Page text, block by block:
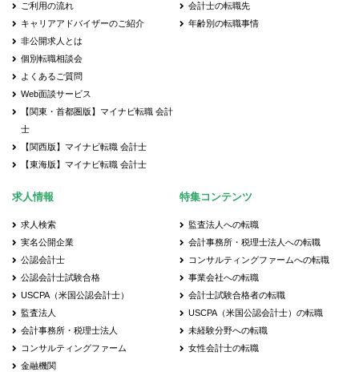
ご利用の流れ
キャリアアドバイザーのご紹介
非公開求人とは
個別転職相談会
よくあるご質問
Web面談サービス
【関東・首都圏版】マイナビ転職 会計
士
【関西版】マイナビ転職 会計士
【東海版】マイナビ転職 会計士
会計士の転職先
年齢別の転職事情
求人情報
求人検索
実名公開企業
公認会計士
公認会計士試験合格
USCPA（米国公認会計士）
監査法人
会計事務所・税理士法人
コンサルティングファーム
金融機関
特集コンテンツ
監査法人への転職
会計事務所・税理士法人への転職
コンサルティングファームへの転職
事業会社への転職
会計士試験合格者の転職
USCPA（米国公認会計士）の転職
未経験分野への転職
女性会計士の転職